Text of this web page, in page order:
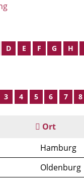
D E F G H
3 4 5 6 7 8
Ort
Hamburg
Oldenburg